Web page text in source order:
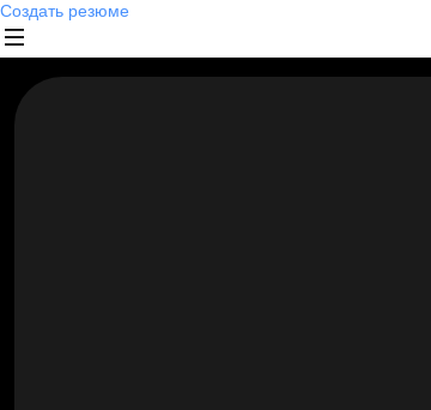
Создать резюме